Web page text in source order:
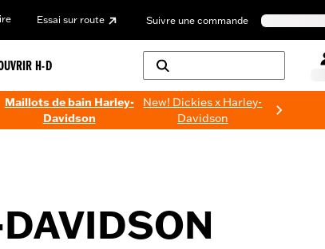
Essai sur route Suivre une commande
H-D
Maillots de bain Harley-
Davidson
New! Dickies x Harley-
Davidson